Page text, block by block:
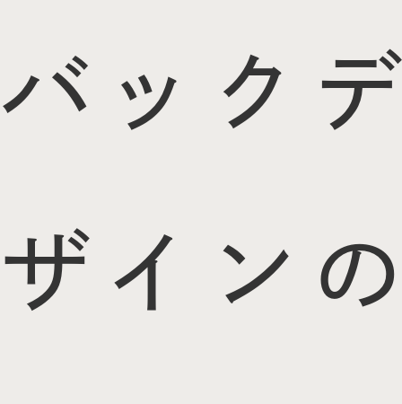
バックデ
ザインの